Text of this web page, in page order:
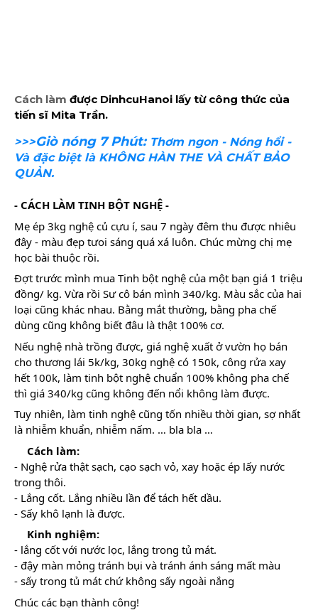
Cách làm được DinhcuHanoi lấy từ công thức của
tiến sĩ Mita Trần.
>>>Giò nóng 7 Phút: Thơm ngon - Nóng hổi -
Và đặc biệt là KHÔNG HÀN THE VÀ CHẤT BẢO
QUẢN.
- CÁCH LÀM TINH BỘT NGHỆ -
Mẹ ép 3kg nghệ củ cựu í, sau 7 ngày đêm thu được nhiêu
đây - màu đẹp tưoi sáng quá xá luôn. Chúc mừng chị mẹ
học bài thuộc rồi.
Đợt trước mình mua Tinh bột nghệ của một bạn giá 1 triệu
đồng/ kg. Vừa rồi Sư cô bán mình 340/kg. Màu sắc của hai
loại cũng khác nhau. Bằng mắt thường, bằng pha chế
dùng cũng không biết đâu là thật 100% cơ.
Nếu nghệ nhà trồng được, giá nghệ xuất ở vườn họ bán
cho thương lái 5k/kg, 30kg nghệ có 150k, công rửa xay
hết 100k, làm tinh bột nghệ chuẩn 100% không pha chế
thì giá 340/kg cũng không đến nổi không làm được.
Tuy nhiên, làm tinh nghệ cũng tốn nhiều thời gian, sợ nhất
là nhiễm khuẩn, nhiễm nấm. … bla bla …
Cách làm:
- Nghệ rửa thật sạch, cạo sạch vỏ, xay hoặc ép lấy nước
trong thôi.
- Lắng cốt. Lắng nhiều lần để tách hết dầu.
- Sấy khô lạnh là được.
Kinh nghiệm:
- lắng cốt với nước lọc, lắng trong tủ mát.
- đậy màn mỏng tránh bụi và tránh ánh sáng mất màu
- sấy trong tủ mát chứ không sấy ngoài nắng
Chúc các bạn thành công!